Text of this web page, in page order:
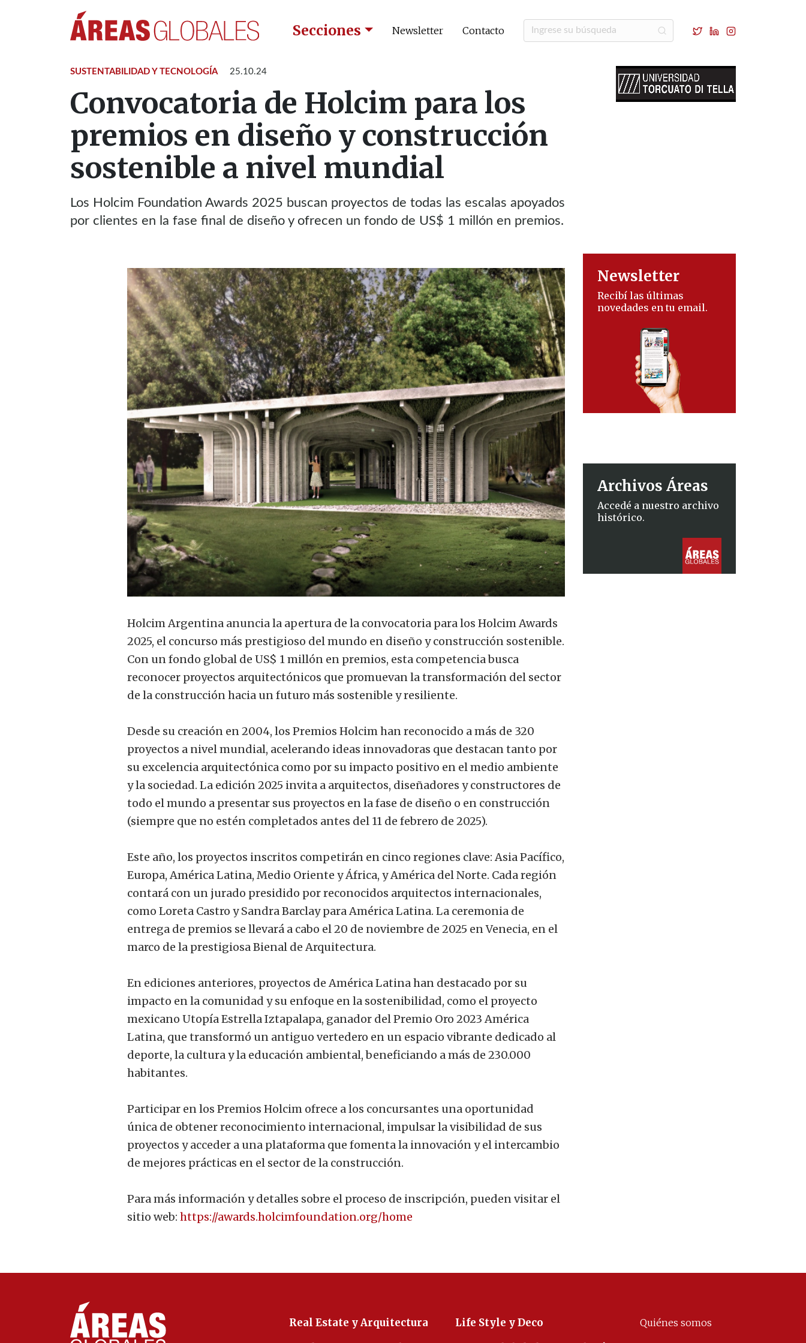
Secciones Newsletter Contacto
SUSTENTABILIDAD Y TECNOLOGÍA 25.10.24
Convocatoria de Holcim para los
premios en diseño y construcción
sostenible a nivel mundial
Los Holcim Foundation Awards 2025 buscan proyectos de todas las escalas apoyados
por clientes en la fase final de diseño y ofrecen un fondo de US$ 1 millón en premios.
Holcim Argentina anuncia la apertura de la convocatoria para los Holcim Awards
2025, el concurso más prestigioso del mundo en diseño y construcción sostenible.
Con un fondo global de US$ 1 millón en premios, esta competencia busca
reconocer proyectos arquitectónicos que promuevan la transformación del sector
de la construcción hacia un futuro más sostenible y resiliente.
Desde su creación en 2004, los Premios Holcim han reconocido a más de 320
proyectos a nivel mundial, acelerando ideas innovadoras que destacan tanto por
su excelencia arquitectónica como por su impacto positivo en el medio ambiente
y la sociedad. La edición 2025 invita a arquitectos, diseñadores y constructores de
todo el mundo a presentar sus proyectos en la fase de diseño o en construcción
(siempre que no estén completados antes del 11 de febrero de 2025).
Este año, los proyectos inscritos competirán en cinco regiones clave: Asia Pacífico,
Europa, América Latina, Medio Oriente y África, y América del Norte. Cada región
contará con un jurado presidido por reconocidos arquitectos internacionales,
como Loreta Castro y Sandra Barclay para América Latina. La ceremonia de
entrega de premios se llevará a cabo el 20 de noviembre de 2025 en Venecia, en el
marco de la prestigiosa Bienal de Arquitectura.
En ediciones anteriores, proyectos de América Latina han destacado por su
impacto en la comunidad y su enfoque en la sostenibilidad, como el proyecto
mexicano Utopía Estrella Iztapalapa, ganador del Premio Oro 2023 América
Latina, que transformó un antiguo vertedero en un espacio vibrante dedicado al
deporte, la cultura y la educación ambiental, beneficiando a más de 230.000
habitantes.
Participar en los Premios Holcim ofrece a los concursantes una oportunidad
única de obtener reconocimiento internacional, impulsar la visibilidad de sus
proyectos y acceder a una plataforma que fomenta la innovación y el intercambio
de mejores prácticas en el sector de la construcción.
Para más información y detalles sobre el proceso de inscripción, pueden visitar el
sitio web: https://awards.holcimfoundation.org/home
Newsletter
Recibí las últimas
novedades en tu email.
Archivos Áreas
Accedé a nuestro archivo
histórico.
Real Estate y Arquitectura
Life Style y Deco
Quiénes somos